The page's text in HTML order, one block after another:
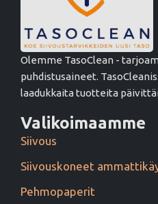
Olemme TasoClean -
puhdistusaineet.
laadukkaita tuotteita
Valikoimaamme
Siivous
Siivouskoneet
Pehmopaperit